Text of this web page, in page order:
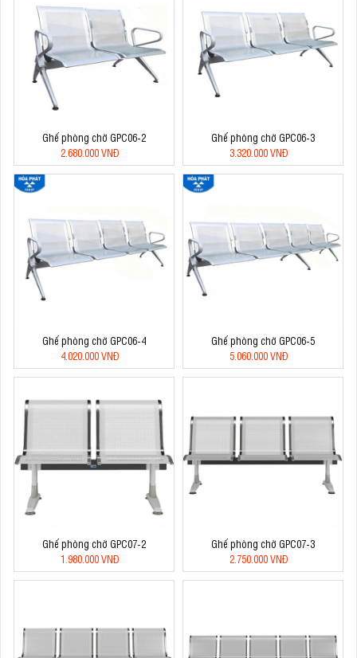
Ghế phòng chờ GPC06-2
2.680.000 VNĐ
Ghế phòng chờ GPC06-3
3.320.000 VNĐ
Ghế phòng chờ GPC06-4
4.020.000 VNĐ
Ghế phòng chờ GPC06-5
5.060.000 VNĐ
Ghế phòng chờ GPC07-2
1.980.000 VNĐ
Ghế phòng chờ GPC07-3
2.750.000 VNĐ